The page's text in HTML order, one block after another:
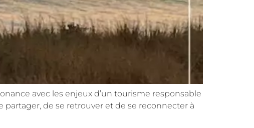
avec les enjeux d’un tourisme responsable
de se retrouver et de se reconnecter à